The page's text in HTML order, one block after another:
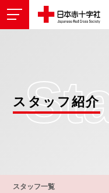
スタッフ紹介
スタッフ一覧